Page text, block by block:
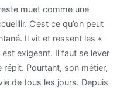
muet comme une
C’est ce qu’on peut
Il vit et ressent les «
exigeant. Il faut se lever
répit. Pourtant, son métier,
de tous les jours. Depuis